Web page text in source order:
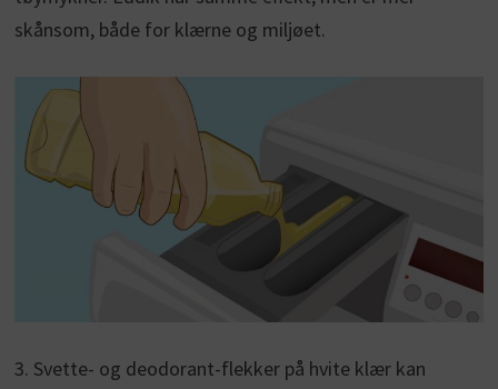
skånsom, både for klærne og miljøet.
3. Svette- og deodorant-flekker på hvite klær kan